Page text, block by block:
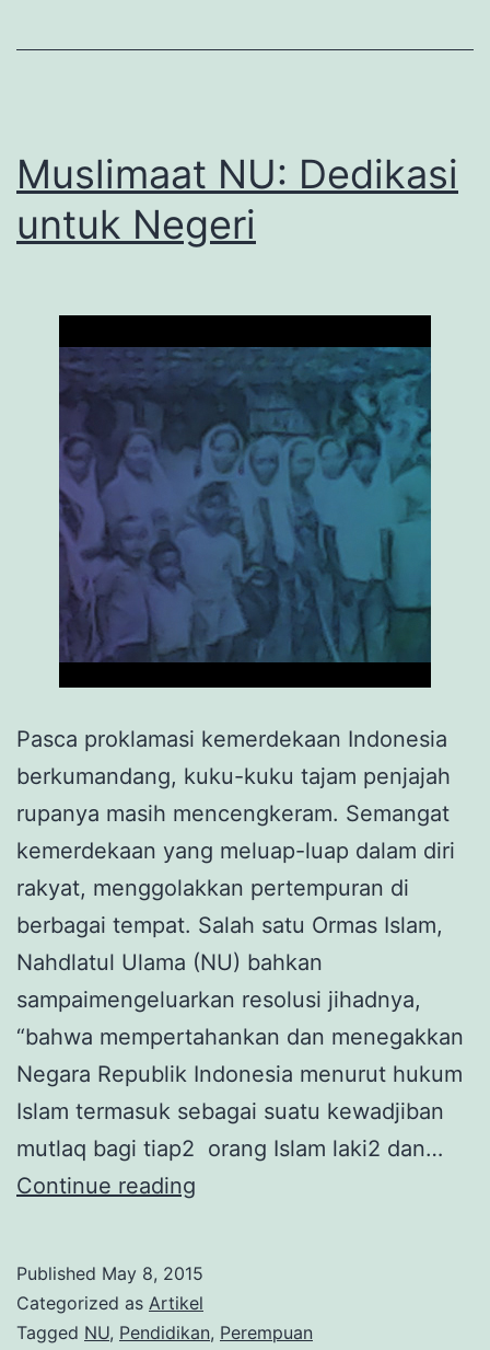
itu
itu
budaya.”
Muslimaat NU: Dedikasi
untuk Negeri
Pasca proklamasi kemerdekaan Indonesia
berkumandang, kuku-kuku tajam penjajah
rupanya masih mencengkeram. Semangat
kemerdekaan yang meluap-luap dalam diri
rakyat, menggolakkan pertempuran di
berbagai tempat. Salah satu Ormas Islam,
Nahdlatul Ulama (NU) bahkan
sampaimengeluarkan resolusi jihadnya,
“bahwa mempertahankan dan menegakkan
Negara Republik Indonesia menurut hukum
Islam termasuk sebagai suatu kewadjiban
mutlaq bagi tiap2 orang Islam laki2 dan…
Continue reading
untuk
Negeri
Published May 8, 2015
Categorized as Artikel
Tagged NU, Pendidikan, Perempuan